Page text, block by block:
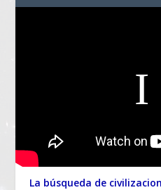
La búsqueda de